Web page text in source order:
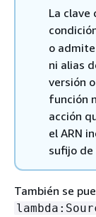
La clave
o
ni alias
versión
función
acción
el ARN
sufijo de
También se